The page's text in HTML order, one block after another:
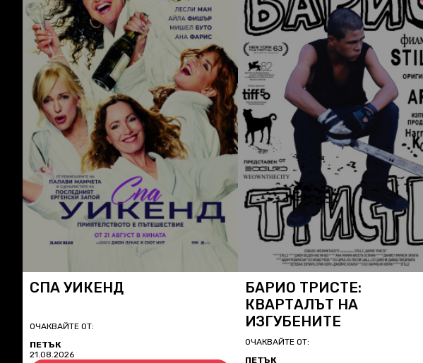
СПА УИКЕНД
ОЧАКВАЙТЕ ОТ:
ПЕТЪК
21.08.2026
БАРИО ТРИСТЕ:
КВАРТАЛЪТ НА
ИЗГУБЕНИТЕ
ОЧАКВАЙТЕ ОТ:
ПЕТЪК